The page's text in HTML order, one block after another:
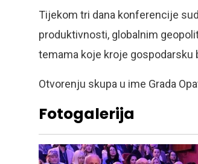
Tijekom tri dana konferencije
produktivnosti, globalnim
temama koje kroje gospodarsku
Otvorenju skupa u ime Grada
Fotogalerija